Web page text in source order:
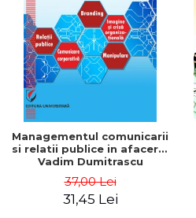
ADMINISTRATIVE
ȘTIINȚE ECONOMICE
ȘTIINȚE EXACTE
EDUCAȚIE FIZICĂ ȘI SPORT
PREUNIVERSITARIA
TIMP LIBER
ÎN CURS DE APARIȚIE
NOUTĂȚI
PACHETE DE STUDIU
PROMOȚIILE LUNII
Cum Cumpăr
Livrare
Politica de Retur
Formular de Retur
Distribuitori
Managementul comunicarii
si relatii publice in afaceri -
Vadim Dumitrascu
37,00 Lei
31,45 Lei